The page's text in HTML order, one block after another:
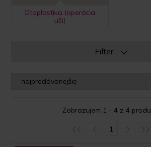
Otoplastika (operácia
uší)
Filter
Zobrazujem 1 - 4 z 4
1